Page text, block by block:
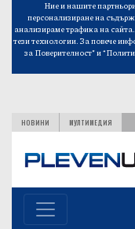
Ние и нашите
персонализиране на
анализираме трафика на
тези технологии. За повече
за Поверителност”и
НОВИНИ МУЛТИМЕДИЯ